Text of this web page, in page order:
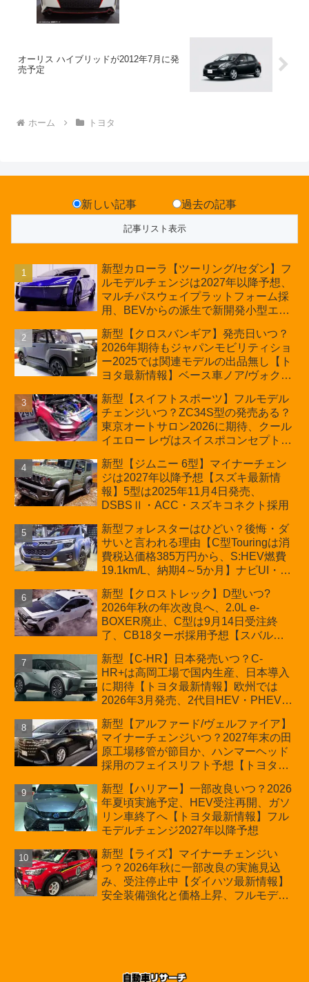
オーリス ハイブリッドが2012年7月に発
売予定
ホーム トヨタ
新しい記事 過去の記事
新型カローラ【ツーリング/セダン】フ
ルモデルチェンジは2027年以降予想、
マルチパスウェイプラットフォーム採
用、BEVからの派生で新開発小型エン
の採用は無しか【トヨタ最新情報】60
周年記念車発売
新型【クロスバンギア】発売日いつ？
2026年期待もジャパンモビリティショ
ー2025では関連モデルの出品無し【ト
ヨタ最新情報】ベース車ノア/ヴォクシ
ほか「コア」と「ツール」、デリカ
D:5対抗のクロスオーバーSUVミニバ
ン
新型【スイフトスポーツ】フルモデル
チェンジいつ？ZC34S型の発売ある？
東京オートサロン2026に期待、クール
イエロー レヴはスイスポコンセプト
プが争点【スズキ最新情報】特別仕様
車「ZC33S Final Edition」終了
新型【ジムニー 6型】マイナーチェン
ジは2027年以降予想【スズキ最新情
報】5型は2025年11月4日発売、
DSBSⅡ・ACC・スズキコネクト採用
新型フォレスターはひどい？後悔・ダ
サいと言われる理由【C型Touringは消
費税込価格385万円から、S:HEV燃費
19.1km/L、納期4～5か月】ナビUI・冬
カーオブザイヤーとJNCAP大賞受賞後
も残る注意点
新型【クロストレック】D型いつ?
2026年秋の年次改良へ、2.0L e-
BOXER廃止、C型は9月14日受注終
了、CB18ターボ採用予想【スバル最
新型【C-HR】日本発売いつ？C-
HR+は高岡工場で国内生産、日本導入
に期待【トヨタ最新情報】欧州では
2026年3月発売、2代目HEV・PHEVは
新型【アルファード/ヴェルファイア】
マイナーチェンジいつ？2027年末の田
原工場移管が節目か、ハンマーヘッド
採用のフェイスリフト予想【トヨタ最
費税込価格559万9000円から
新型【ハリアー】一部改良いつ？2026
年夏頃実施予定、HEV受注再開、ガソ
リン車終了へ【トヨタ最新情報】フル
モデルチェンジ2027年以降予想
新型【ライズ】マイナーチェンジい
つ？2026年秋に一部改良の実施見込
み、受注停止中【ダイハツ最新情報】
安全装備強化と価格上昇、フルモデル